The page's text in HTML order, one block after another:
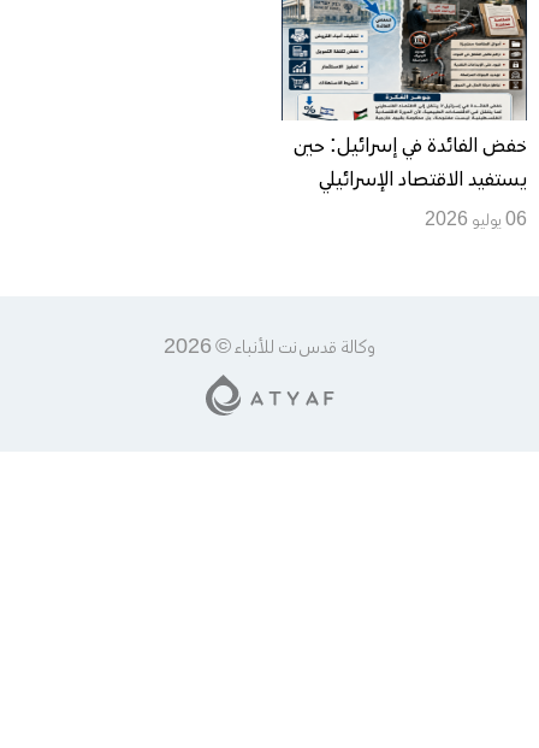
خفض الفائدة في إسرائيل: حين
يستفيد الاقتصاد الإسرائيلي
وتبقى الدورة الاقتصادية
06 يوليو 2026
وكالة قدس نت للأنباء © 2026